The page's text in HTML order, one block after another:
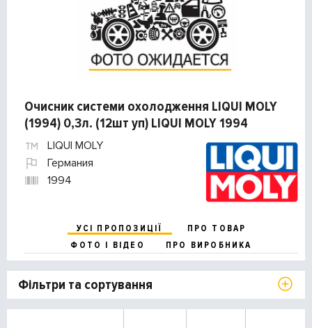
Очисник системи охолодження LIQUI MOLY
(1994) 0,3л. (12шт уп) LIQUI MOLY 1994
LIQUI MOLY
Германия
1994
УСІ ПРОПОЗИЦІЇ
ПРО ТОВАР
ФОТО І ВІДЕО
ПРО ВИРОБНИКА
Фільтри та сортування